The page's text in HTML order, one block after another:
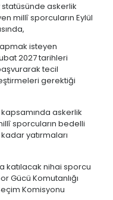
askerlik
millî sporcuların Eylül
isteyen
2027 tarihleri
tecil
gerektiği
kapsamında askerlik
sporcuların bedelli
yatırmaları
katılacak nihai sporcu
Gücü Komutanlığı
Komisyonu